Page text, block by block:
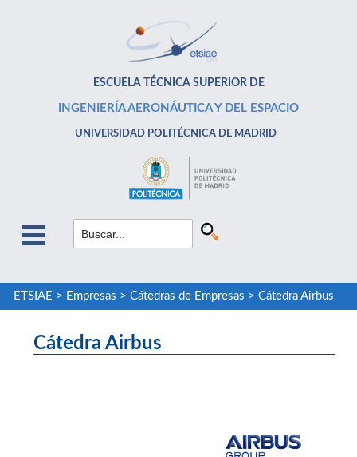
ESCUELA TÉCNICA SUPERIOR DE
INGENIERÍA AERONÁUTICA Y DEL ESPACIO
UNIVERSIDAD POLITÉCNICA DE MADRID
ETSIAE > Empresas > Cátedras de Empresas > Cátedra Airbus
Cátedra Airbus